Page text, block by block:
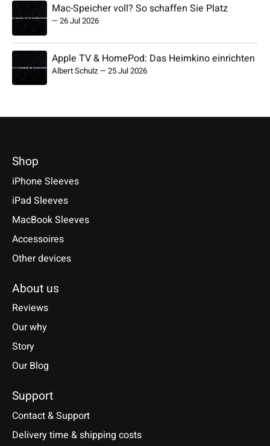
Mac-Speicher voll? So schaffen Sie Platz
—26 Jul 2026
Apple TV & HomePod: Das Heimkino einrichten
Albert Schulz—25 Jul 2026
Shop
iPhone Sleeves
iPad Sleeves
MacBook Sleeves
Accessoires
Other devices
About us
Reviews
Our why
Story
Our Blog
Support
Contact & Support
Delivery time & shipping costs